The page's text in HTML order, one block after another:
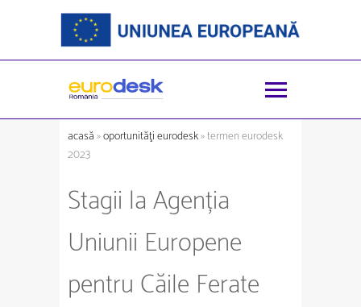
acasă»oportunităţi eurodesk» termen eurodesk
2023
Stagii la Agenția
Uniunii Europene
pentru Căile Ferate